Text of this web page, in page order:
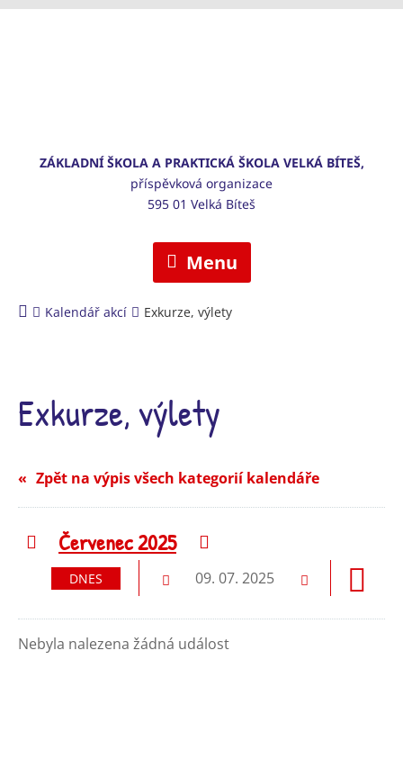
ZÁKLADNÍ ŠKOLA A PRAKTICKÁ ŠKOLA VELKÁ BÍTEŠ,
příspěvková organizace
595 01 Velká Bíteš
Menu
Kalendář akcí Exkurze, výlety
Exkurze, výlety
Zpět na výpis všech kategorií kalendáře
Předchozí
Červenec 2025
DNES Předchozí
09. 07. 2025
Nebyla nalezena žádná událost